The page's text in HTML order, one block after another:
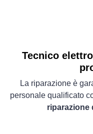
Tecnico
La riparazione è
personale qualificato
riparazione